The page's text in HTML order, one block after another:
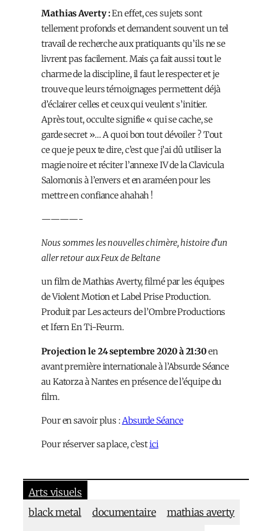
Mathias Averty :En effet, ces sujets sont
tellement profonds et demandent souvent un tel
travail de recherche aux pratiquants qu’ils ne se
livrent pas facilement. Mais ça fait aussi tout le
charme de la discipline, il faut le respecter et je
trouve que leurs témoignages permettent déjà
d’éclairer celles et ceux qui veulent s’initier.
Après tout, occulte signifie « qui se cache, se
garde secret »… A quoi bon tout dévoiler ? Tout
ce que je peux te dire, c’est que j’ai dû utiliser la
magie noire et réciter l’annexe IV de la Clavicula
Salomonis à l’envers et en araméen pour les
mettre en confiance ahahah !
————-
Nous sommes les nouvelles chimère, histoire d’un
aller retour aux Feux de Beltane
un film de Mathias Averty, filmé par les équipes
de Violent Motion et Label Prise Production.
Produit par Les acteurs de l’Ombre Productions
et Ifern En Ti-Feurm.
Projection le 24 septembre 2020 à 21:30en
avant première internationale à l’Absurde Séance
au Katorza à Nantes en présence de l’équipe du
film.
Pour en savoir plus :Absurde Séance
Pour réserver sa place, c’estici
Arts visuels
black metal
documentaire mathias averty